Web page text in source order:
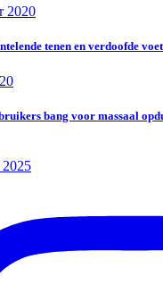
2020
tenen en verdoofde
bang voor massaal
2025